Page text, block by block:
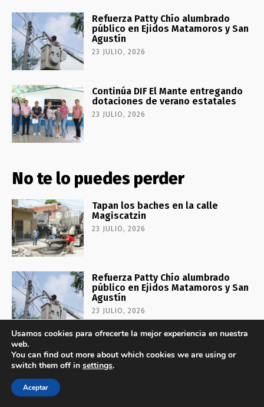
Refuerza Patty Chío alumbrado
público en Ejidos Matamoros y San
Agustín
23 JULIO, 2026
Continúa DIF El Mante entregando
dotaciones de verano estatales
23 JULIO, 2026
No te lo puedes perder
Tapan los baches en la calle
Magiscatzin
23 JULIO, 2026
Refuerza Patty Chío alumbrado
público en Ejidos Matamoros y San
Agustín
23 JULIO, 2026
Continúa DIF El Mante entregando
dotaciones de verano estatales
Usamos cookies para ofrecerte la mejor experiencia en nuestra
web.
You can find out more about which cookies we are using or
switch them off in settings.
Aceptar